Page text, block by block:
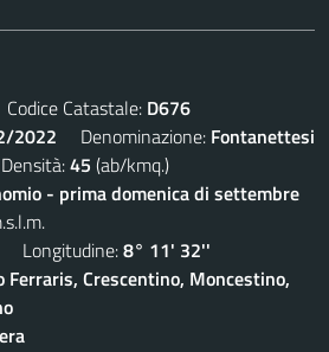
Catastale: D676
2022 Denominazione: Fontanettesi
45 (ab/kmq.)
- prima domenica di settembre
Longitudine:8° 11' 32''
Ferraris, Crescentino, Moncestino,